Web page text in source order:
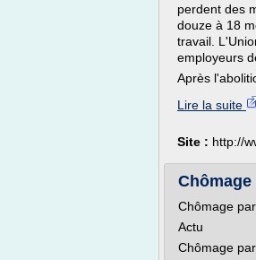
perdent des
douze à 18
travail.
employeurs
Après
Lire la suite
Site : http://
Chômage
Actu
Chômage